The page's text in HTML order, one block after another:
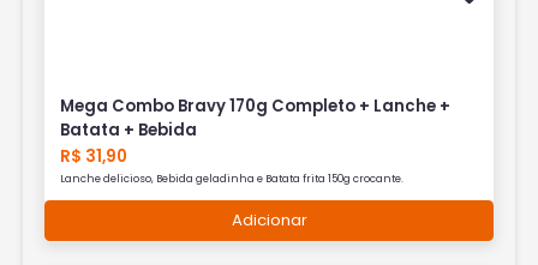
Mega Combo Bravy 170g Completo + Lanche +
Batata + Bebida
R$ 31,90
Lanche delicioso, Bebida geladinha e Batata frita 150g crocante.
Adicionar